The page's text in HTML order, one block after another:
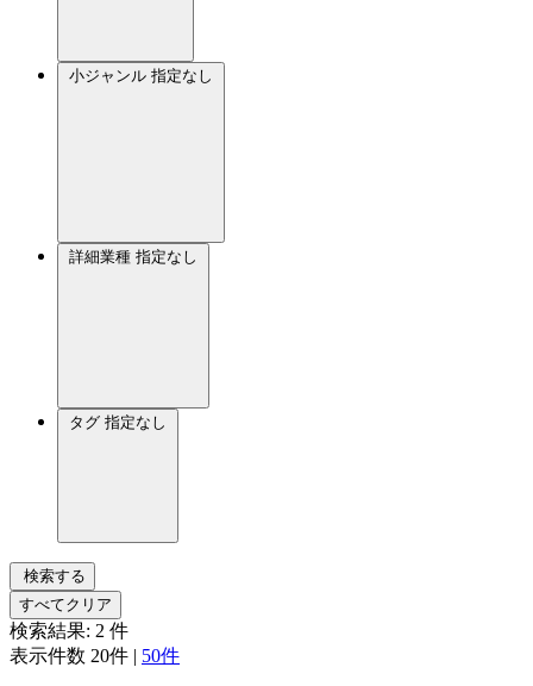
小ジャンル 指定なし
詳細業種 指定なし
タグ 指定なし
検索する
すべてクリア
検索結果: 2 件
表示件数 20件 | 50件